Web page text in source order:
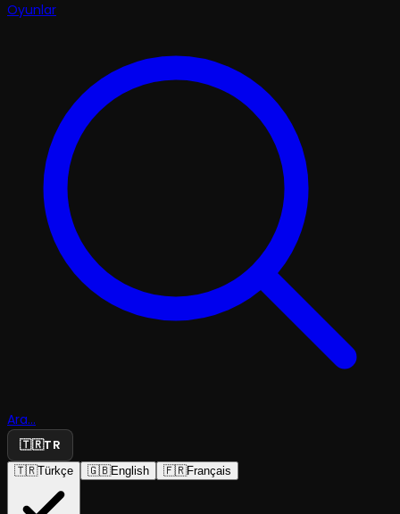
Oyunlar
Ara...
🇹🇷TR
🇹🇷Türkçe 🇬🇧English 🇫🇷Français